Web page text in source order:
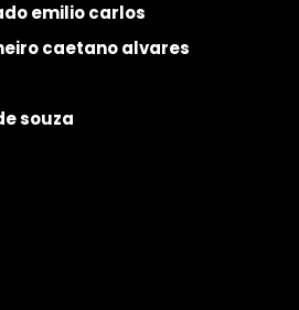
emilio carlos
caetano alvares
souza